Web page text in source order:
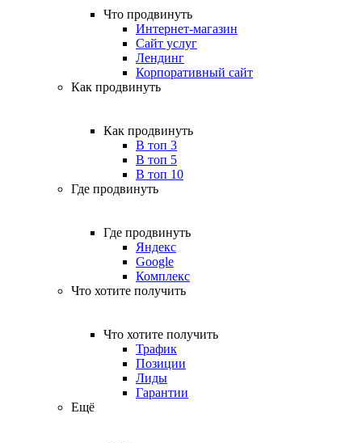
Что продвинуть
Интернет-магазин
Сайт услуг
Лендинг
Корпоративный сайт
Как продвинуть
Как продвинуть
В топ 3
В топ 5
В топ 10
Где продвинуть
Где продвинуть
Яндекс
Google
Комплекс
Что хотите получить
Что хотите получить
Трафик
Позиции
Лиды
Гарантии
Ещё